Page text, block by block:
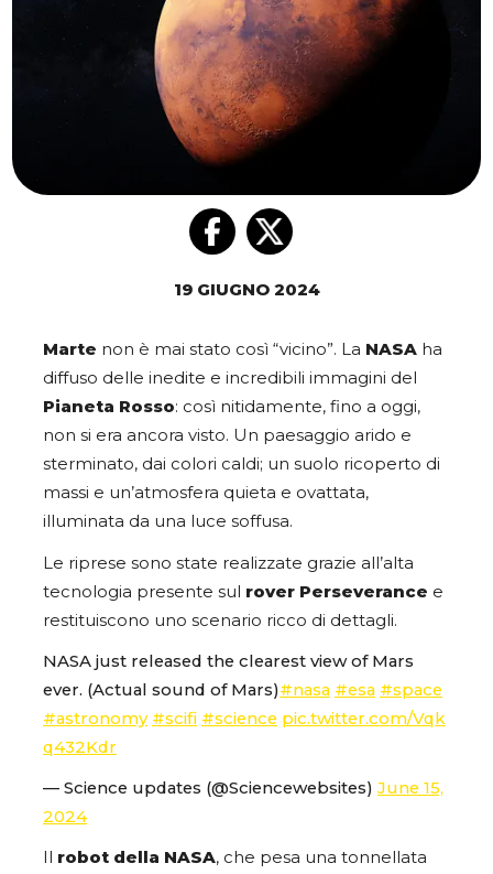
19 GIUGNO 2024
Marte non è mai stato così “vicino”. La NASA ha
diffuso delle inedite e incredibili immagini del
Pianeta Rosso: così nitidamente, fino a oggi,
non si era ancora visto. Un paesaggio arido e
sterminato, dai colori caldi; un suolo ricoperto di
massi e un’atmosfera quieta e ovattata,
illuminata da una luce soffusa.
Le riprese sono state realizzate grazie all’alta
tecnologia presente sul rover Perseverance e
restituiscono uno scenario ricco di dettagli.
NASA just released the clearest view of Mars
ever. (Actual sound of Mars)#nasa #esa #space
#astronomy #scifi #science pic.twitter.com/Vqk
q432Kdr
— Science updates (@Sciencewebsites) June 15,
2024
Il robot della NASA, che pesa una tonnellata